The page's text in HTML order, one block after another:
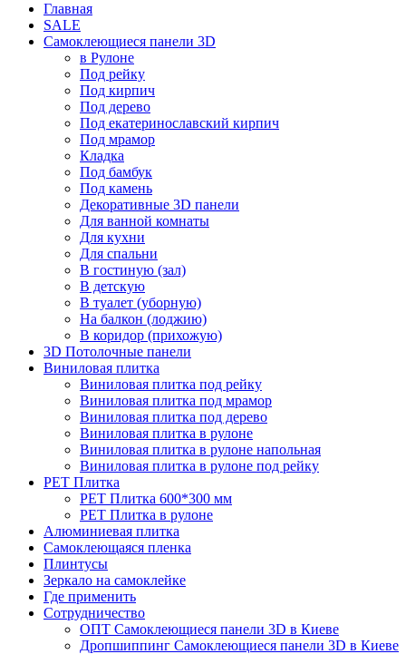
Главная
SALE
Самоклеющиеся панели 3D
в Рулоне
Под рейку
Под кирпич
Под дерево
Под екатеринославский кирпич
Под мрамор
Кладка
Под бамбук
Под камень
Декоративные 3D панели
Для ванной комнаты
Для кухни
Для спальни
В гостиную (зал)
В детскую
В туалет (уборную)
На балкон (лоджию)
В коридор (прихожую)
3D Потолочные панели
Виниловая плитка
Виниловая плитка под рейку
Виниловая плитка под мрамор
Виниловая плитка под дерево
Виниловая плитка в рулоне
Виниловая плитка в рулоне напольная
Виниловая плитка в рулоне под рейку
PET Плитка
PET Плитка 600*300 мм
PET Плитка в рулоне
Алюминиевая плитка
Самоклеющаяся пленка
Плинтусы
Зеркало на самоклейке
Где применить
Сотрудничество
ОПТ Самоклеющиеся панели 3D в Киеве
Дропшиппинг Самоклеющиеся панели 3D в Киеве